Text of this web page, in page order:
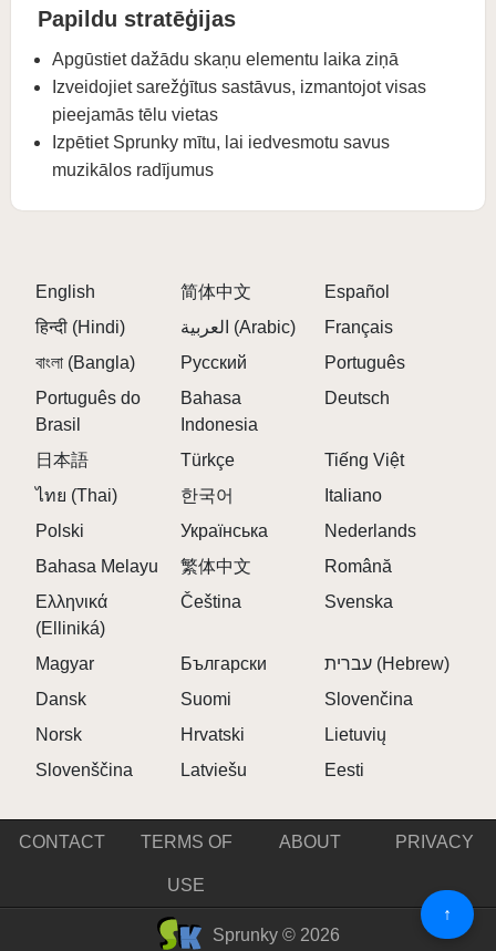
↑
Papildu stratēģijas
Apgūstiet dažādu skaņu elementu laika ziņā
Izveidojiet sarežģītus sastāvus, izmantojot visas
pieejamās tēlu vietas
Izpētiet Sprunky mītu, lai iedvesmotu savus
muzikālos radījumus
English 简体中文
Español
हिन्दी (Hindi)
العربية (Arabic)
Français
বাংলা (Bangla)
Русский
Português
Português do
Brasil
Bahasa
Indonesia
Deutsch
日本語 Türkçe
Tiếng Việt
ไทย (Thai)
한국어
Italiano
Polski
Українська
Nederlands
Bahasa Melayu
繁体中文
Română
Ελληνικά
(Elliniká)
Čeština Svenska
Magyar Български
עברית (Hebrew)
Dansk
Suomi
Slovenčina
Norsk
Hrvatski
Lietuvių
Slovenščina
Latviešu Eesti
CONTACT TERMS OF
USE
ABOUT PRIVACY
Sprunky © 2026